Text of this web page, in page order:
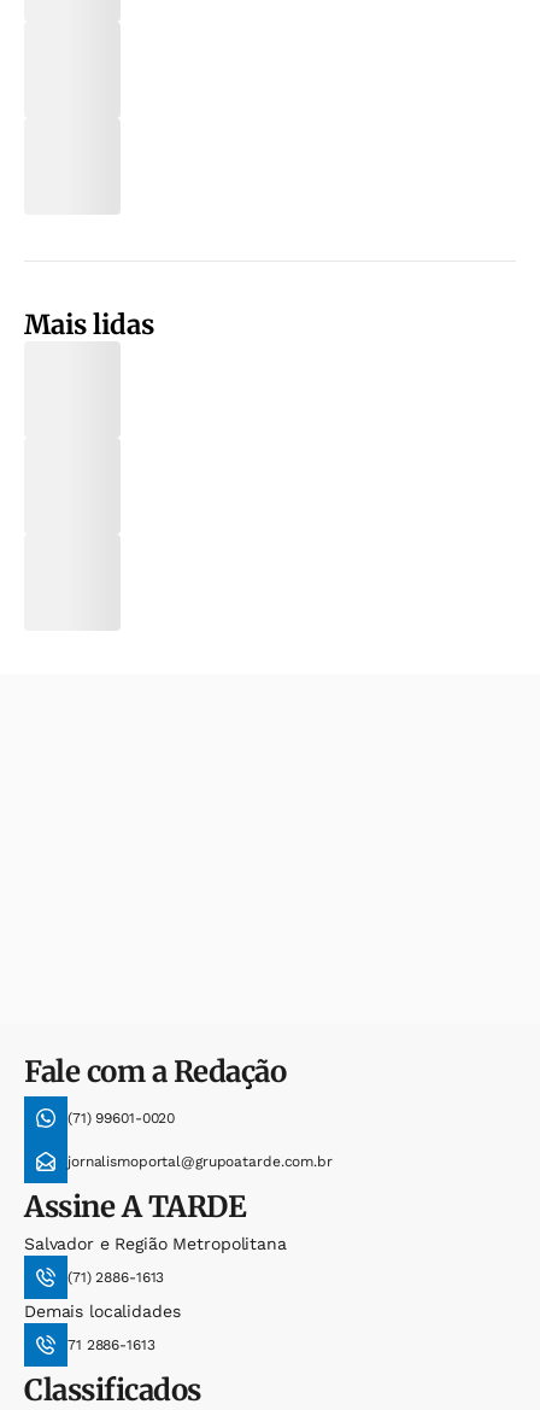
Mais lidas
Fale com a Redação
(71) 99601-0020
jornalismoportal@grupoatarde.com.br
AssineA TARDE
Salvador e Região Metropolitana
(71) 2886-1613
Demais localidades
71 2886-1613
Classificados